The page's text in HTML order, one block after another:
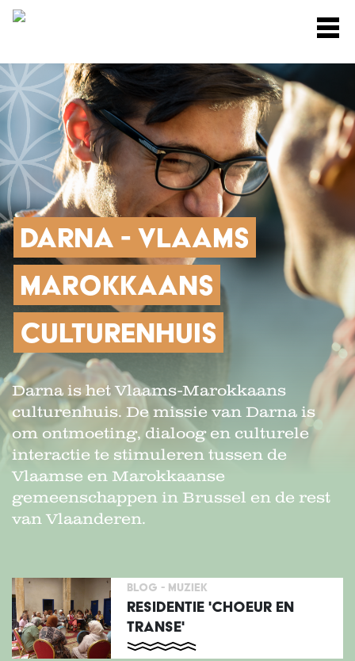
content
DARNA - VLAAMS
MAROKKAANS
CULTURENHUIS
Darna is het Vlaams-Marokkaans
culturenhuis. De missie van Darna is
om ontmoeting, dialoog en culturele
interactie te stimuleren tussen de
Vlaamse en Marokkaanse
gemeenschappen in Brussel en de rest
van Vlaanderen.
BLOG - MUZIEK
RESIDENTIE 'CHOEUR EN
TRANSE'